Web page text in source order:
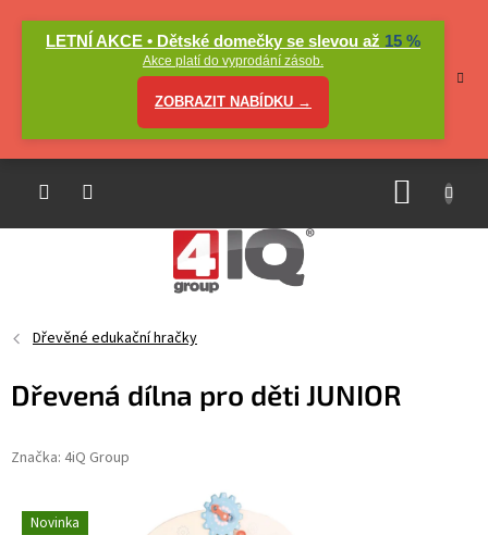
LETNÍ AKCE • Dětské domečky se slevou až 15 %
Akce platí do vyprodání zásob.
ZOBRAZIT NABÍDKU →
Dřevěné edukační hračky
Dřevená dílna pro děti JUNIOR
Značka: 4iQ Group
Novinka